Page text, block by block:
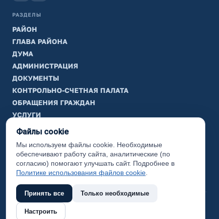
РАЗДЕЛЫ
РАЙОН
ГЛАВА РАЙОНА
ДУМА
АДМИНИСТРАЦИЯ
ДОКУМЕНТЫ
КОНТРОЛЬНО-СЧЕТНАЯ ПАЛАТА
ОБРАЩЕНИЯ ГРАЖДАН
УСЛУГИ
ТИК
ИНФОРМАЦИЯ
Законодательная карта
Карта сайта
(с) 2017 Ханты-Мансийский район, официальный сайт
администрации
Файлы cookie
Мы используем файлы cookie. Необходимые
обеспечивают работу сайта, аналитические (по
согласию) помогают улучшать сайт. Подробнее в
Политике использования файлов cookie
Принять все Только необходимые
Настроить